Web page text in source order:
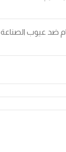
ضد عيوب الصناعة